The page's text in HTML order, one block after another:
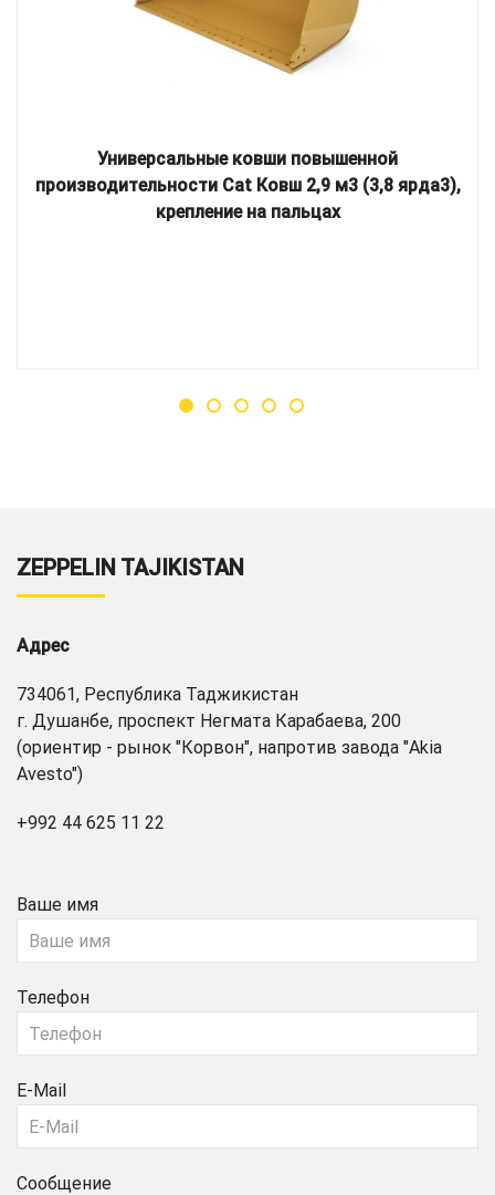
Универсальные ковши повышенной
производительности Cat Ковш 2,9 м3 (3,8 ярда3),
крепление на пальцах
ZEPPELIN TAJIKISTAN
Адрес
734061, Республика Таджикистан
г. Душанбе, проспект Негмата Карабаева, 200
(ориентир - рынок "Корвон", напротив завода "Akia
Avesto")
+992 44 625 11 22
Ваше имя
Телефон
E-Mail
Сообщение